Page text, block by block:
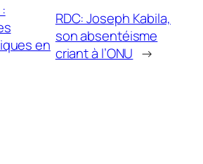
en
RDC: Joseph Kabila,
son absentéisme
criant à l’ONU →